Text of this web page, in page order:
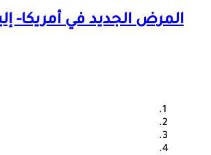
المرض الجديد في أمريكا-